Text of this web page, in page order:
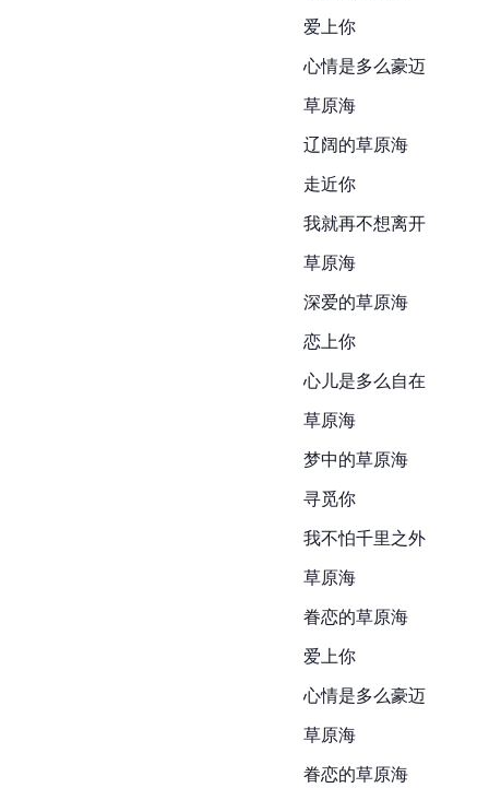
爱上你
心情是多么豪迈
草原海
辽阔的草原海
走近你
我就再不想离开
草原海
深爱的草原海
恋上你
心儿是多么自在
草原海
梦中的草原海
寻觅你
我不怕千里之外
草原海
眷恋的草原海
爱上你
心情是多么豪迈
草原海
眷恋的草原海